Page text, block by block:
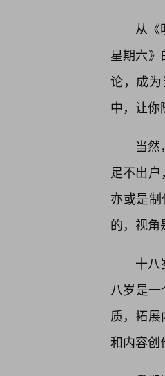
从《
星期六
论，成
中，让你
当
足不出
亦或是
的，视角
十八
八岁是
质，拓
和内容创